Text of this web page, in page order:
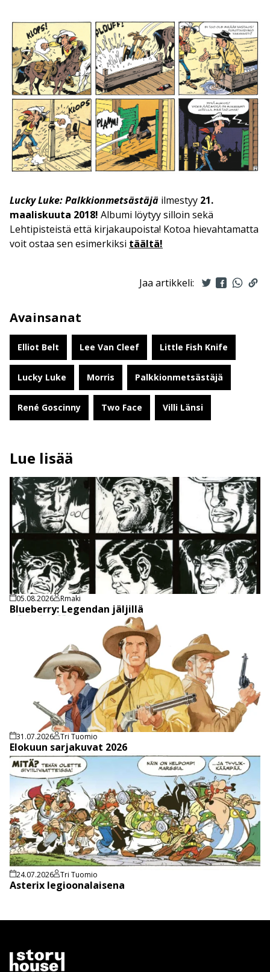
Lucky Luke: Palkkionmetsästäjä ilmestyy 21.
maaliskuuta 2018! Albumi löytyy silloin sekä
Lehtipisteistä että kirjakaupoista! Kotoa hievahtamatta
voit ostaa sen esimerkiksi täältä!
Jaa artikkeli:
Avainsanat
Elliot Belt Lee Van Cleef Little Fish Knife
Lucky Luke Morris Palkkionmetsästäjä
René Goscinny Two Face Villi Länsi
Lue lisää
05.08.2026 Rmaki
Blueberry: Legendan jäljillä
31.07.2026 Tri Tuomio
Elokuun sarjakuvat 2026
24.07.2026 Tri Tuomio
Asterix legioonalaisena